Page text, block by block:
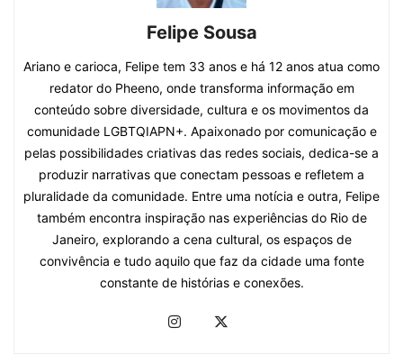
Felipe Sousa
Ariano e carioca, Felipe tem 33 anos e há 12 anos atua como
redator do Pheeno, onde transforma informação em
conteúdo sobre diversidade, cultura e os movimentos da
comunidade LGBTQIAPN+. Apaixonado por comunicação e
pelas possibilidades criativas das redes sociais, dedica-se a
produzir narrativas que conectam pessoas e refletem a
pluralidade da comunidade. Entre uma notícia e outra, Felipe
também encontra inspiração nas experiências do Rio de
Janeiro, explorando a cena cultural, os espaços de
convivência e tudo aquilo que faz da cidade uma fonte
constante de histórias e conexões.